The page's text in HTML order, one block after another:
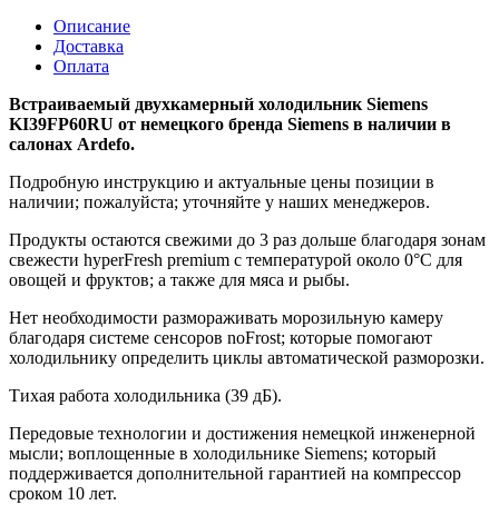
Описание
Доставка
Оплата
Встраиваемый двухкамерный холодильник Siemens
KI39FP60RU от немецкого бренда Siemens в наличии в
салонах Ardefo.
Подробную инструкцию и актуальные цены позиции в
наличии; пожалуйста; уточняйте у наших менеджеров.
Продукты остаются свежими до 3 раз дольше благодаря зонам
свежести hyperFresh premium с температурой около 0°C для
овощей и фруктов; а также для мяса и рыбы.
Нет необходимости размораживать морозильную камеру
благодаря системе сенсоров noFrost; которые помогают
холодильнику определить циклы автоматической разморозки.
Тихая работа холодильника (39 дБ).
Передовые технологии и достижения немецкой инженерной
мысли; воплощенные в холодильнике Siemens; который
поддерживается дополнительной гарантией на компрессор
сроком 10 лет.